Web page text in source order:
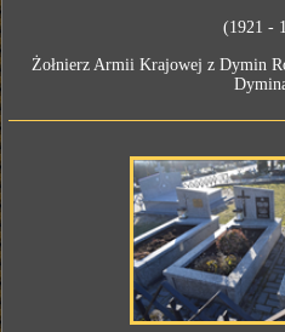
(1921 -
Żołnierz Armii Krajowej z Dymin